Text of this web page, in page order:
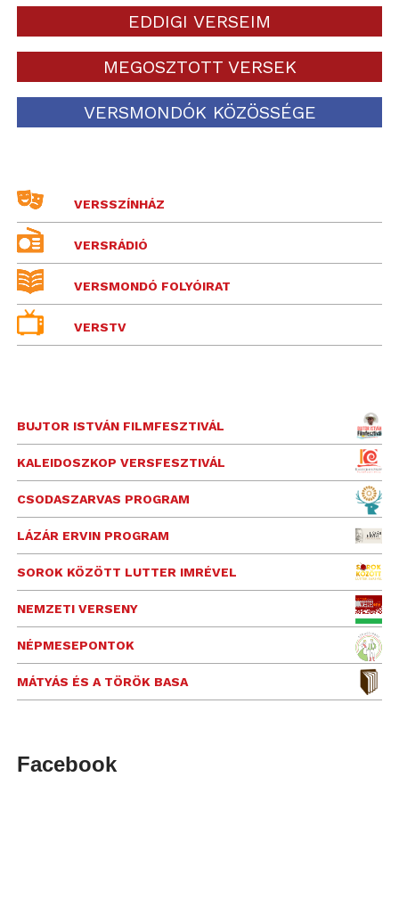
EDDIGI VERSEIM
MEGOSZTOTT VERSEK
VERSMONDÓK KÖZÖSSÉGE
VERSSZÍNHÁZ
VERSRÁDIÓ
VERSMONDÓ FOLYÓIRAT
VERSTV
BUJTOR ISTVÁN FILMFESZTIVÁL
KALEIDOSZKOP VERSFESZTIVÁL
CSODASZARVAS PROGRAM
LÁZÁR ERVIN PROGRAM
SOROK KÖZÖTT LUTTER IMRÉVEL
NEMZETI VERSENY
NÉPMESEPONTOK
MÁTYÁS ÉS A TÖRÖK BASA
Facebook